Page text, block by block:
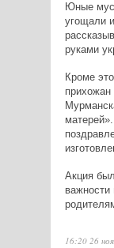
Юные
угощали
руками
Кроме
прихожан
Акция
важности
16:20 26